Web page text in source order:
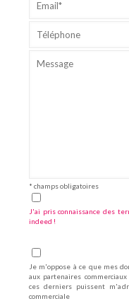
* champs obligatoires
J'ai pris connaissance des
indeed !
Je m'oppose à ce que mes
aux partenaires
ces derniers puissent
commerciale